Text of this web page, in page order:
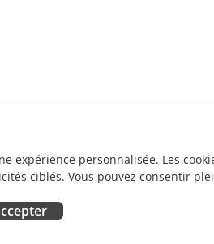
expérience personnalisée. Les
ciblés. Vous pouvez consentir